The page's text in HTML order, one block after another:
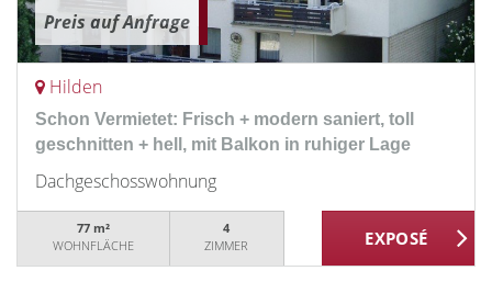
Preis auf Anfrage
Hilden
Schon Vermietet: Frisch + modern saniert, toll
geschnitten + hell, mit Balkon in ruhiger Lage
Dachgeschosswohnung
77 m²
WOHNFLÄCHE
4
ZIMMER